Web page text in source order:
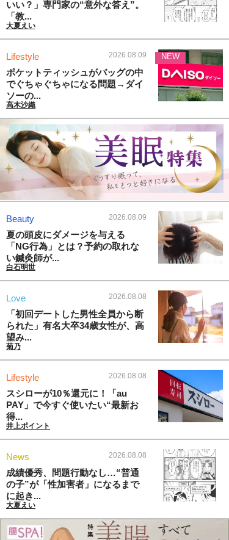
いい？」専門家の“意外な答え”。
「教...
大夏えい
Lifestyle 2026.08.09
ポケットティッシュがバッグの中
でぐちゃぐちゃになる問題→ダイ
ソーの...
高木沙織
NEW
Beauty 2026.08.09
夏の頭皮にダメージを与える
「NG行為」とは？予約の取れな
い鍼灸師が...
白石明世
Love 2026.08.08
「初回デートした男性全員から断
られた」有名大卒34歳女性が、高
望み...
菊乃
Lifestyle 2026.08.08
スシローが10％還元に！「au
PAY」で今すぐ使いたい“最新お
得...
井上ポイント
News 2026.08.08
成績優秀、問題行動なし…“普通
の子”が「性加害者」になるまで
に起き...
大夏えい